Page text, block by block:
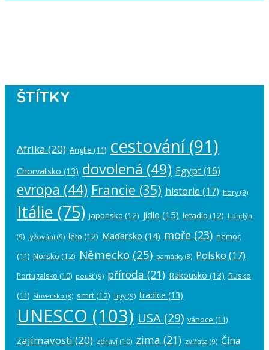
ŠTÍTKY
Afrika (20) Anglie (11) cestování(91)
Chorvatsko (13) dovolená (49) Egypt(16)
evropa (44) Francie (35) historie (17) hory (9)
Itálie (75) japonsko (12) jídlo (15) letadlo (12) Londýn
(9) lyžování (9) léto (12) Maďarsko (14) moře (23) nemoc
(11) Norsko (12) Německo (25) památky(8) Polsko (17)
Portugalsko (10) poušť(9) příroda (21) Rakousko (13) Rusko
(11) Slovensko (8) smrt(12) tipy (9) tradice (13)
UNESCO (103) USA (29) vánoce (11)
zajímavosti (20) zdraví (10) zima (21) zvířata (9) Čína